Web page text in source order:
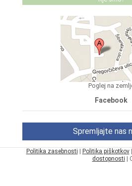
Poglej na
Facebook
Spremljajte nas
Politika zasebnosti Politika piškotkov|
dostopnosti |